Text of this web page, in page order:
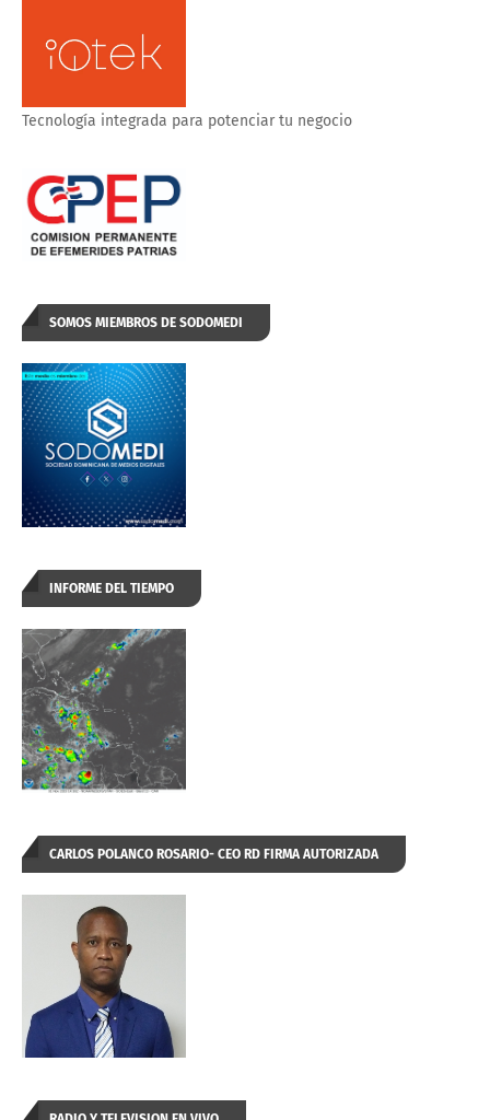
Tecnología integrada para potenciar tu negocio
SOMOS MIEMBROS DE SODOMEDI
INFORME DEL TIEMPO
CARLOS POLANCO ROSARIO- CEO RD FIRMA AUTORIZADA